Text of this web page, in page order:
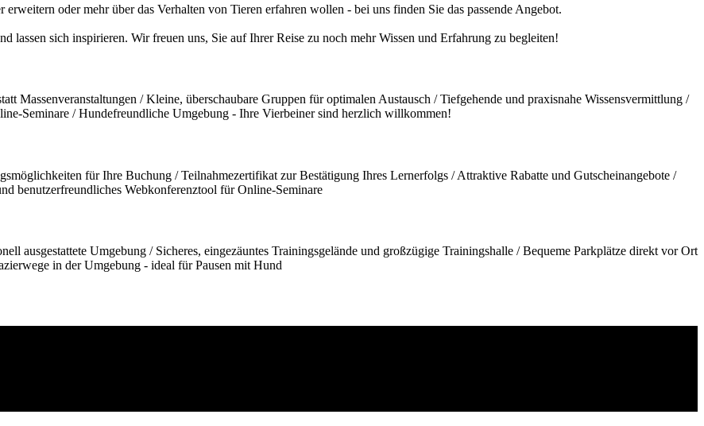
oder mehr über das Verhalten von Tieren erfahren wollen - bei uns finden Sie das passende Angebot.
lassen sich inspirieren. Wir freuen uns, Sie auf Ihrer Reise zu noch mehr Wissen und Erfahrung zu begleiten!
Massenveranstaltungen / Kleine, überschaubare Gruppen für optimalen Austausch / Tiefgehende und praxisnahe Wissensvermittlung /
Seminare / Hundefreundliche Umgebung - Ihre Vierbeiner sind herzlich willkommen!
für Ihre Buchung / Teilnahmezertifikat zur Bestätigung Ihres Lernerfolgs / Attraktive Rabatte und Gutscheinangebote /
benutzerfreundliches Webkonferenztool für Online-Seminare
ausgestattete Umgebung / Sicheres, eingezäuntes Trainingsgelände und großzügige Trainingshalle / Bequeme Parkplätze direkt vor Ort
in der Umgebung - ideal für Pausen mit Hund